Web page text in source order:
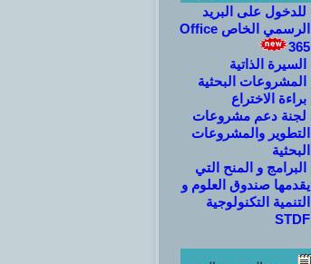
للدخول على البريد
الرسمي الخاص Office
365
السيرة الذاتية
المشروعات البحثية
براءة الاختراع
لجنة دعم مشروعات
التطوير والمشروعات
البحثية
البرامج و المنح التي
يقدمها صندوق العلوم و
التنمية التكنولوجية
STDF